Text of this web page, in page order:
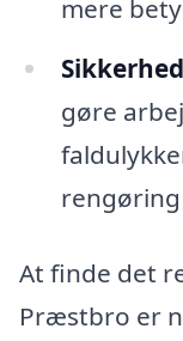
mere
gøre
At finde det
Præstbro er